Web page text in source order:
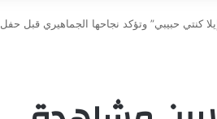
بأغنية “إيلا كنتي حبيبي” وتؤكد نجاحها الجماهيري قبل حفل